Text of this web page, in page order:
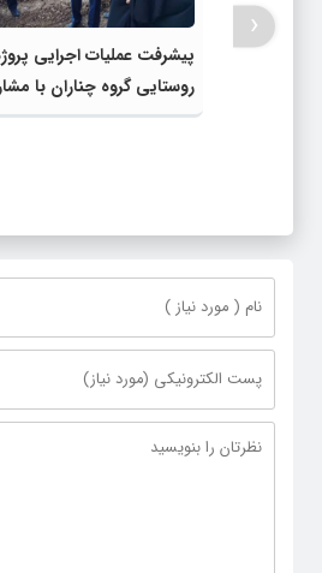
پیشرفت عملیات اجرایی
روستایی گروه چناران با
اعتبارات دولتی
‹